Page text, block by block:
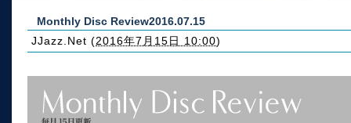
Monthly Disc Review2016.07.15
JJazz.Net (2016年7月15日 10:00)